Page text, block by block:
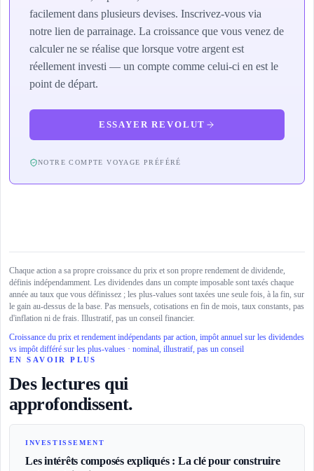
facilement dans plusieurs devises. Inscrivez-vous via
notre lien de parrainage. La croissance que vous venez de
calculer ne se réalise que lorsque votre argent est
réellement investi — un compte comme celui-ci en est le
point de départ.
ESSAYER REVOLUT
NOTRE COMPTE VOYAGE PRÉFÉRÉ
Chaque action a sa propre croissance du prix et son propre rendement de dividende,
définis indépendamment. Les dividendes dans un compte imposable sont taxés chaque
année au taux que vous définissez ; les plus-values sont taxées une seule fois, à la fin, sur
le gain au-dessus de la base. Pas mensuels, cotisations en fin de mois, taux constants, pas
d'inflation ni de frais. Illustratif, pas un conseil financier.
Croissance du prix et rendement indépendants par action, impôt annuel sur les dividendes
vs impôt différé sur les plus-values · nominal, illustratif, pas un conseil
EN SAVOIR PLUS
Des lectures qui
approfondissent.
INVESTISSEMENT
Les intérêts composés expliqués : La clé pour construire